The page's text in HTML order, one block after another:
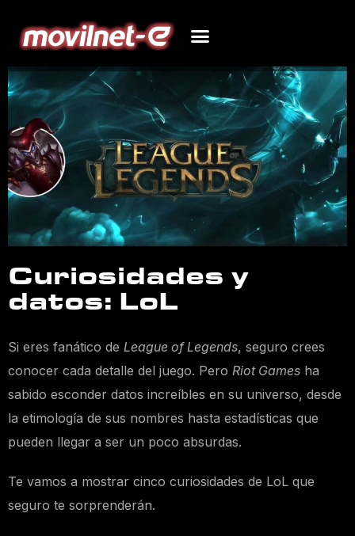
Curiosidades y
datos: LoL
Si eres fanático de League of Legends, seguro crees
conocer cada detalle del juego. Pero Riot Games ha
sabido esconder datos increíbles en su universo, desde
la etimología de sus nombres hasta estadísticas que
pueden llegar a ser un poco absurdas.
Te vamos a mostrar cinco curiosidades de LoL que
seguro te sorprenderán.